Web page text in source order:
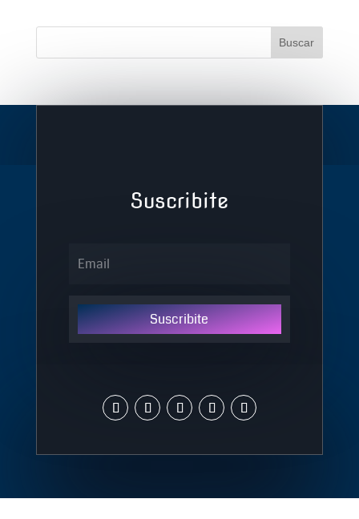
Suscribite
Suscribite